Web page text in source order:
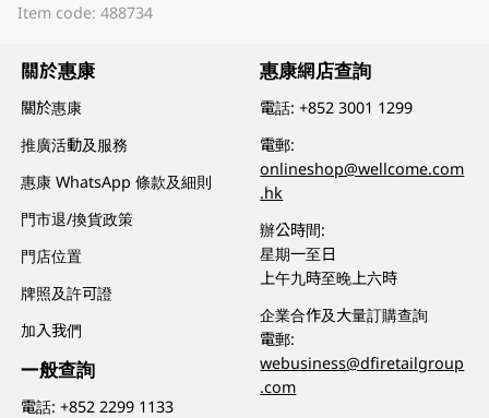
Item code: 488734
關於惠康
關於惠康
推廣活動及服務
惠康 WhatsApp 條款及細則
門市退/換貨政策
門店位置
牌照及許可證
加入我們
一般查詢
電話:+852 2299 1133
惠康網店查詢
電話:+852 3001 1299
電郵:
onlineshop@wellcome.com
.hk
辦公時間:
星期一至日
上午九時至晚上六時
企業合作及大量訂購查詢
電郵:
webusiness@dfiretailgroup
.com